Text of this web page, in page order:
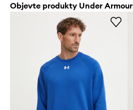
Objevte produkty Under Armour